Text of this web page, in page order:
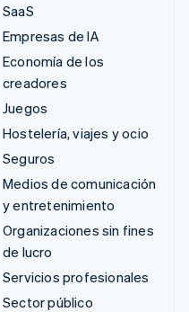
SaaS
Empresas de IA
Economía de los
creadores
Juegos
Hostelería, viajes y ocio
Seguros
Medios de comunicación
y entretenimiento
Organizaciones sin fines
de lucro
Servicios profesionales
Sector público